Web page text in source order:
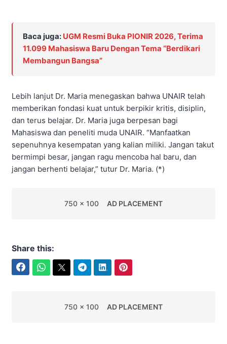
Baca juga: UGM Resmi Buka PIONIR 2026, Terima
11.099 Mahasiswa Baru Dengan Tema “Berdikari
Membangun Bangsa”
Lebih lanjut Dr. Maria menegaskan bahwa UNAIR telah
memberikan fondasi kuat untuk berpikir kritis, disiplin,
dan terus belajar. Dr. Maria juga berpesan bagi
Mahasiswa dan peneliti muda UNAIR. “Manfaatkan
sepenuhnya kesempatan yang kalian miliki. Jangan takut
bermimpi besar, jangan ragu mencoba hal baru, dan
jangan berhenti belajar,” tutur Dr. Maria. (*)
750 x 100 AD PLACEMENT
Share this:
750 x 100 AD PLACEMENT